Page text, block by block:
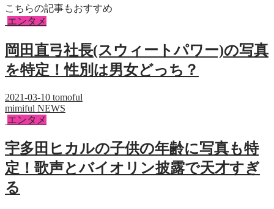
こちらの記事もおすすめ
エンタメ
岡田直弓社長(スウィートパワー)の写真
を特定！性別は男女どっち？
2021-03-10 tomoful
mimiful NEWS
エンタメ
宇多田ヒカルの子供の年齢に写真も特
定！歌声とバイオリン披露で天才すぎ
る